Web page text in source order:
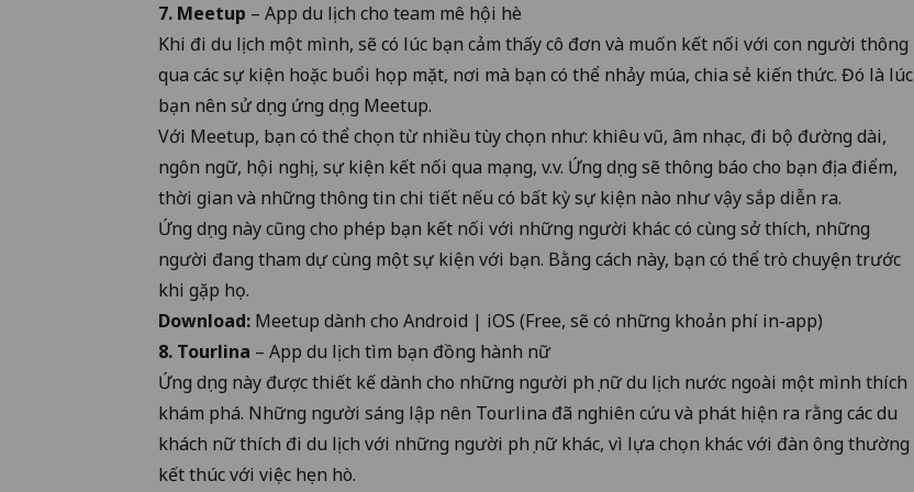
7. Meetup – App du lịch cho team mê hội hè
Khi đi du lịch một mình, sẽ có lúc bạn cảm thấy cô đơn và muốn kết nối với con người thông
qua các sự kiện hoặc buổi họp mặt, nơi mà bạn có thể nhảy múa, chia sẻ kiến thức. Đó là lúc
bạn nên sử dụng ứng dụng Meetup.
Với Meetup, bạn có thể chọn từ nhiều tùy chọn như: khiêu vũ, âm nhạc, đi bộ đường dài,
ngôn ngữ, hội nghị, sự kiện kết nối qua mạng, v.v. Ứng dụng sẽ thông báo cho bạn địa điểm,
thời gian và những thông tin chi tiết nếu có bất kỳ sự kiện nào như vậy sắp diễn ra.
Ứng dụng này cũng cho phép bạn kết nối với những người khác có cùng sở thích, những
người đang tham dự cùng một sự kiện với bạn. Bằng cách này, bạn có thể trò chuyện trước
khi gặp họ.
Download: Meetup dành cho Android | iOS (Free, sẽ có những khoản phí in-app)
8. Tourlina – App du lịch tìm bạn đồng hành nữ
Ứng dụng này được thiết kế dành cho những người phụ nữ du lịch nước ngoài một mình thích
khám phá. Những người sáng lập nên Tourlina đã nghiên cứu và phát hiện ra rằng các du
khách nữ thích đi du lịch với những người phụ nữ khác, vì lựa chọn khác với đàn ông thường
kết thúc với việc hẹn hò.